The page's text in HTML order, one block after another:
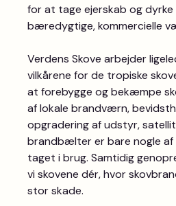
for at tage ejerskab og dyrke
bæredygtige, kommercielle
Verdens Skove arbejder
vilkårene for de tropiske
at forebygge og bekæmpe
af lokale brandværn,
opgradering af udstyr,
brandbælter er bare nogle af
taget i brug. Samtidig
vi skovene dér, hvor
stor skade.